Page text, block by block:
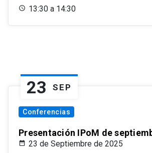
13:30 a 14:30
23 SEP
Conferencias
Presentación IPoM de
23 de Septiembre de 2025